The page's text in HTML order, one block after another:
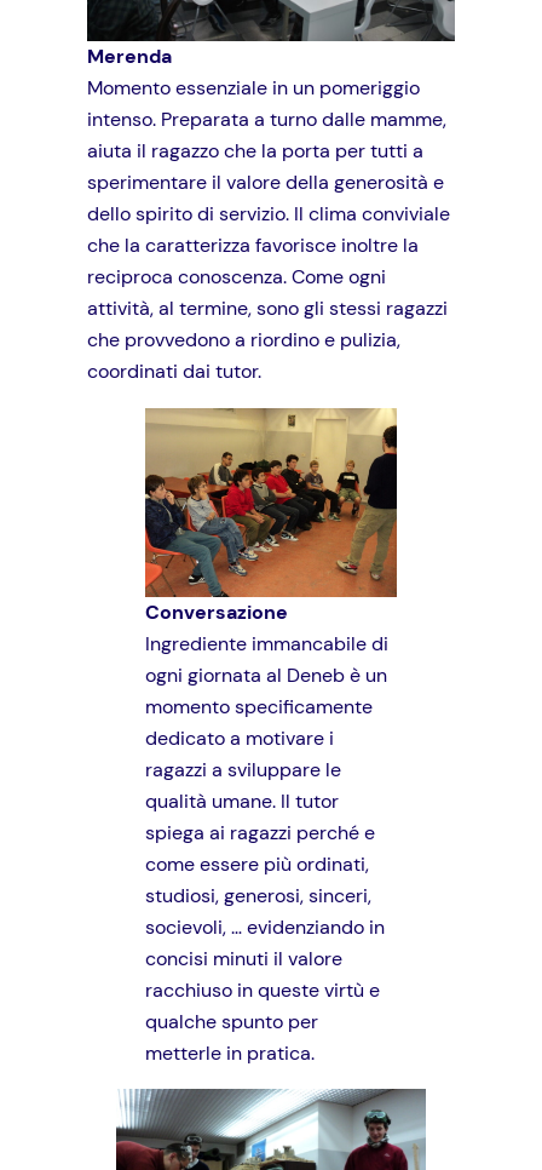
Merenda
Momento essenziale in un pomeriggio
intenso. Preparata a turno dalle mamme,
aiuta il ragazzo che la porta per tutti a
sperimentare il valore della generosità e
dello spirito di servizio. Il clima conviviale
che la caratterizza favorisce inoltre la
reciproca conoscenza. Come ogni
attività, al termine, sono gli stessi ragazzi
che provvedono a riordino e pulizia,
coordinati dai tutor.
Conversazione
Ingrediente immancabile di
ogni giornata al Deneb è un
momento specificamente
dedicato a motivare i
ragazzi a sviluppare le
qualità umane. Il tutor
spiega ai ragazzi perché e
come essere più ordinati,
studiosi, generosi, sinceri,
socievoli, … evidenziando in
concisi minuti il valore
racchiuso in queste virtù e
qualche spunto per
metterle in pratica.